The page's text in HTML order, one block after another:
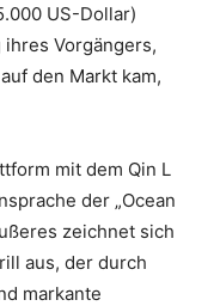
US-Dollar)
Vorgängers,
den Markt kam,
mit dem Qin L
der „Ocean
zeichnet sich
aus, der durch
markante